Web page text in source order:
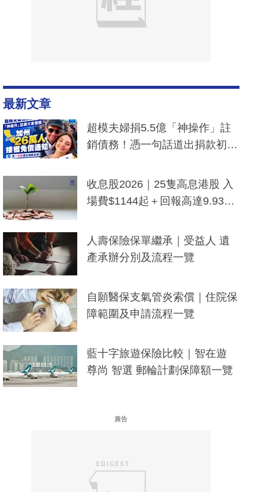
最新文章
超模夫婦捐5.5億「神操作」註
銷債務！憑一句話道出捐款初
一度被誤當詐騙手段
收息股2026｜25隻高息港股 入
場費$1144起＋回報高達9.93
人壽保險保單繼承｜受益人 遺
產承辦分別及流程一覽
自願醫保支氣管炎索償｜住院保
障範圍及申請流程一覽
藍十字旅遊保險比較｜智在遊
尊尚 智選 郵輪計劃保障額一覽
廣告